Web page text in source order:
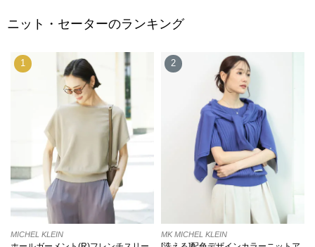
ニット・セーターのランキング
1
MICHEL KLEIN
2
MK MICHEL KLEIN